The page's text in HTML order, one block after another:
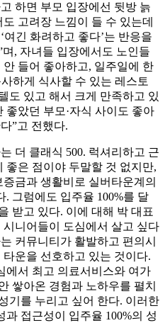
하면 부모 입장에선 뒷방 늙
고려장 느낌이 들 수 있는데
긴 화려하고 좋다’는 반응을
, 자녀들 입장에서도 노인들
들어 좋아하고, 일주일에 한
하게 식사할 수 있는 레스토
도 있고 해서 크게 만족하고 있
좋았던 부모·자식 사이도 좋아
”고 전했다.
더 클래식 500. 럭셔리하고 근
좋은 점이야 두말할 것 없지만,
금과 생활비로 실버타운계의
그럼에도 입주율 100%를 달
받고 있다. 이에 대해 박 대표
시니어들이 도심에서 살고 싶다
커뮤니티가 활발하고 편의시
운을 선호하고 있는 것이다.
에서 최고 의료서비스와 여가
쌓아온 경험과 노하우를 펼치
기를 누리고 싶어 한다. 이러한
과 접근성이 입주율 100%의 성